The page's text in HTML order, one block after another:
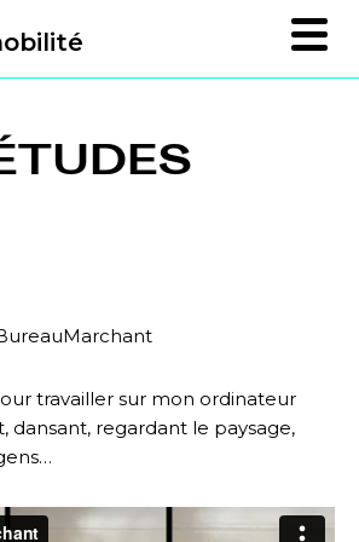
travailler sur mon ordinateur
dansant, regardant le paysage,